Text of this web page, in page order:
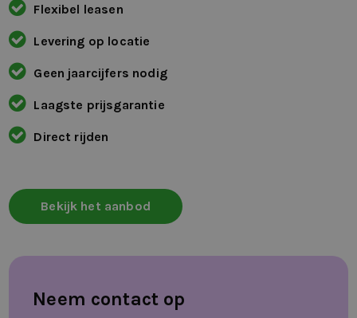
Flexibel leasen
Levering op locatie
Geen jaarcijfers nodig
Laagste prijsgarantie
Direct rijden
Bekijk het aanbod
Neem contact op